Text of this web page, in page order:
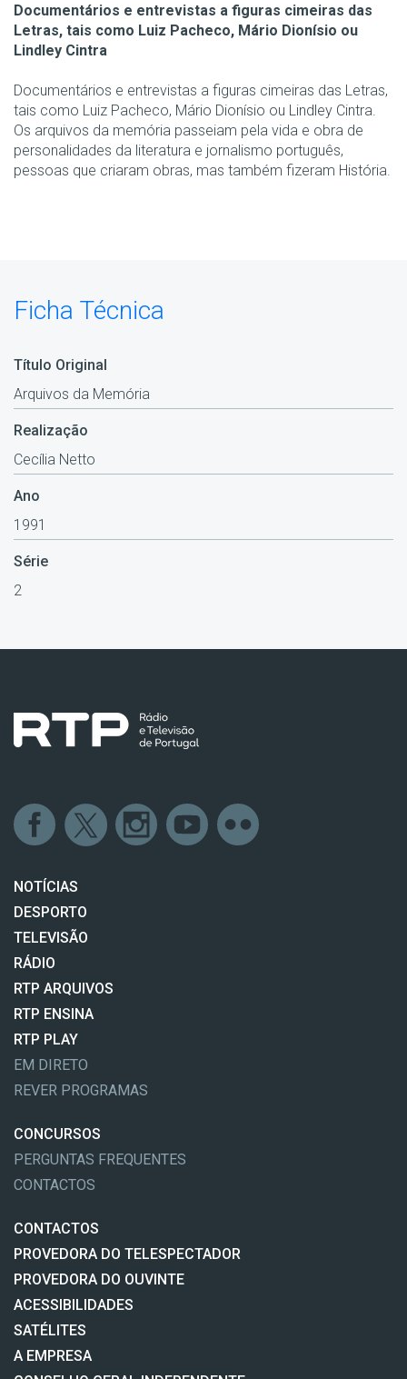
Documentários e entrevistas a figuras cimeiras das
Letras, tais como Luiz Pacheco, Mário Dionísio ou
Lindley Cintra
Documentários e entrevistas a figuras cimeiras das Letras,
tais como Luiz Pacheco, Mário Dionísio ou Lindley Cintra.
Os arquivos da memória passeiam pela vida e obra de
personalidades da literatura e jornalismo português,
pessoas que criaram obras, mas também fizeram História.
Ficha Técnica
Título Original
Arquivos da Memória
Realização
Cecília Netto
Ano
1991
Série
2
NOTÍCIAS
DESPORTO
TELEVISÃO
RÁDIO
RTP ARQUIVOS
RTP ENSINA
RTP PLAY
EM DIRETO
REVER PROGRAMAS
CONCURSOS
PERGUNTAS FREQUENTES
CONTACTOS
CONTACTOS
PROVEDORA DO TELESPECTADOR
PROVEDORA DO OUVINTE
ACESSIBILIDADES
SATÉLITES
A EMPRESA